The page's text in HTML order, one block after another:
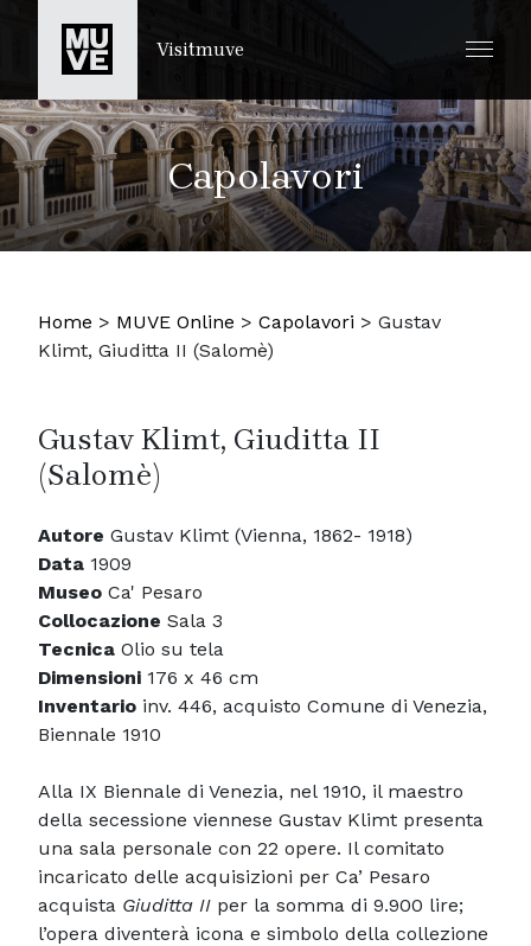
SALTA AL CONTENUTO PRINCIPALE
Visitmuve
Capolavori
Home > MUVE Online > Capolavori > Gustav
Klimt, Giuditta II (Salomè)
Gustav Klimt, Giuditta II
(Salomè)
Autore Gustav Klimt (Vienna, 1862- 1918)
Data 1909
Museo Ca' Pesaro
Collocazione Sala 3
Tecnica Olio su tela
Dimensioni 176 x 46 cm
Inventario inv. 446, acquisto Comune di Venezia,
Biennale 1910
Alla IX Biennale di Venezia, nel 1910, il maestro
della secessione viennese Gustav Klimt presenta
una sala personale con 22 opere. Il comitato
incaricato delle acquisizioni per Ca’ Pesaro
acquista Giuditta II per la somma di 9.900 lire;
l’opera diventerà icona e simbolo della collezione